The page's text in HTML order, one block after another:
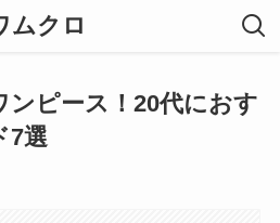
ムクロ
ンピース！20代におす
7選